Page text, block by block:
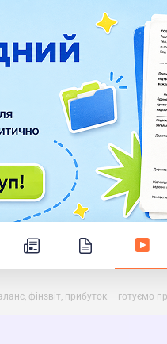
фінзвіт, прибуток – готуємо